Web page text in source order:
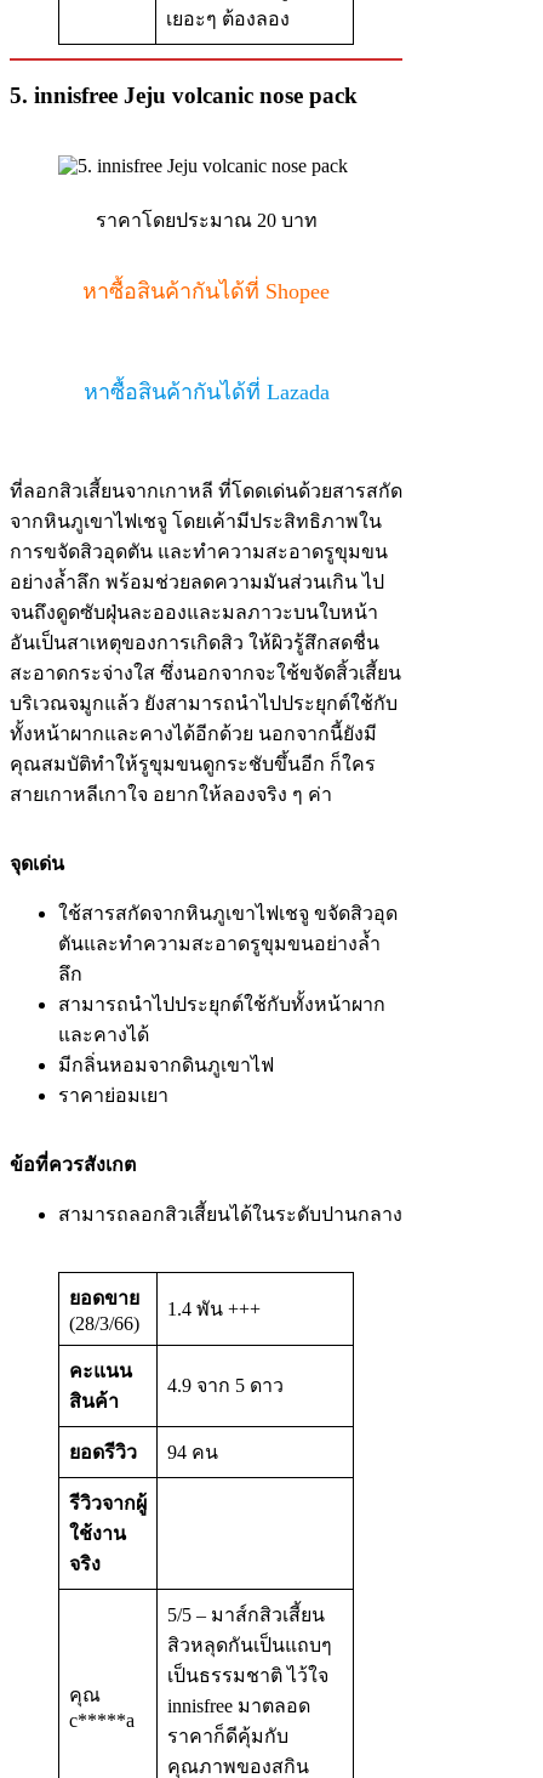
เยอะๆ ต้องลอง
5. innisfree Jeju volcanic nose pack
ราคาโดยประมาณ 20 บาท
หาซื้อสินค้ากันได้ที่ Shopee
หาซื้อสินค้ากันได้ที่ Lazada
ที่ลอกสิวเสี้ยนจากเกาหลี ที่โดดเด่นด้วยสารสกัด
จากหินภูเขาไฟเชจู โดยเค้ามีประสิทธิภาพใน
การขจัดสิวอุดตัน และทำความสะอาดรูขุมขน
อย่างล้ำลึก พร้อมช่วยลดความมันส่วนเกิน ไป
จนถึงดูดซับฝุ่นละอองและมลภาวะบนใบหน้า
อันเป็นสาเหตุของการเกิดสิว ให้ผิวรู้สึกสดชื่น
สะอาดกระจ่างใส ซึ่งนอกจากจะใช้ขจัดสิ้วเสี้ยน
บริเวณจมูกแล้ว ยังสามารถนำไปประยุกต์ใช้กับ
ทั้งหน้าผากและคางได้อีกด้วย นอกจากนี้ยังมี
คุณสมบัติทำให้รูขุมขนดูกระชับขึ้นอีก ก็ใคร
สายเกาหลีเกาใจ อยากให้ลองจริง ๆ ค่า
จุดเด่น
ใช้สารสกัดจากหินภูเขาไฟเชจู ขจัดสิวอุด
ตันและทำความสะอาดรูขุมขนอย่างล้ำ
ลึก
สามารถนำไปประยุกต์ใช้กับทั้งหน้าผาก
และคางได้
มีกลิ่นหอมจากดินภูเขาไฟ
ราคาย่อมเยา
ข้อที่ควรสังเกต
สามารถลอกสิวเสี้ยนได้ในระดับปานกลาง
ยอดขาย
(28/3/66)
1.4 พัน +++
คะแนน
สินค้า
4.9 จาก 5 ดาว
ยอดรีวิว 94 คน
รีวิวจากผู้
ใช้งาน
จริง
คุณ
c*****a
5/5 – มาส์กสิวเสี้ยน
สิวหลุดกันเป็นแถบๆ
เป็นธรรมชาติ ไว้ใจ
innisfree มาตลอด
ราคาก็ดีคุ้มกับ
คุณภาพของสกิน